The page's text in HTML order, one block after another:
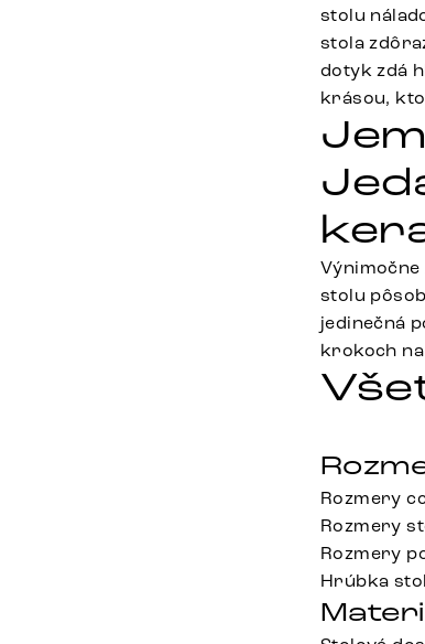
stolu
stola
dotyk zdá
krásou,
stolu
jedinečná
krokoch
Rozmery
Rozmery
Rozmery
Hrúbka